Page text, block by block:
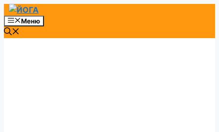
Перейти
содержимому
Меню